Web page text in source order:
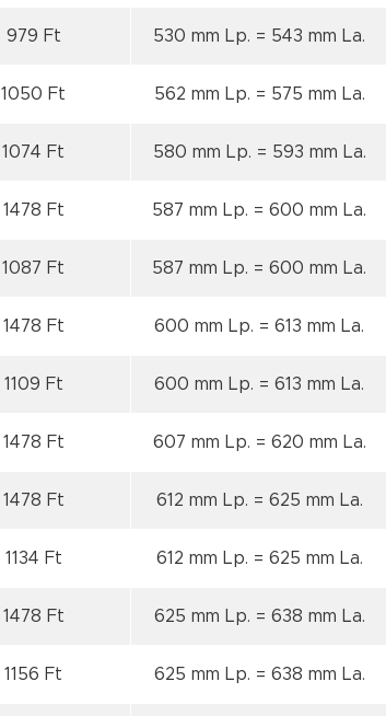
979 Ft 530 mm Lp. = 543 mm La.
1050 Ft 562 mm Lp. = 575 mm La.
1074 Ft 580 mm Lp. = 593 mm La.
1478 Ft 587 mm Lp. = 600 mm La.
1087 Ft 587 mm Lp. = 600 mm La.
1478 Ft 600 mm Lp. = 613 mm La.
1109 Ft 600 mm Lp. = 613 mm La.
1478 Ft 607 mm Lp. = 620 mm La.
1478 Ft 612 mm Lp. = 625 mm La.
1134 Ft 612 mm Lp. = 625 mm La.
1478 Ft 625 mm Lp. = 638 mm La.
1156 Ft 625 mm Lp. = 638 mm La.